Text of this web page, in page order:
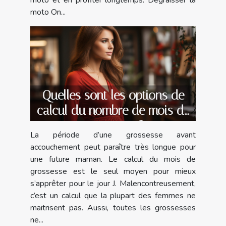
moto On...
Quelles sont les options de
calcul du nombre de mois de
grossesse ?
La période d’une grossesse avant
accouchement peut paraître très longue pour
une future maman. Le calcul du mois de
grossesse est le seul moyen pour mieux
s’apprêter pour le jour J. Malencontreusement,
c’est un calcul que la plupart des femmes ne
maitrisent pas. Aussi, toutes les grossesses
ne...